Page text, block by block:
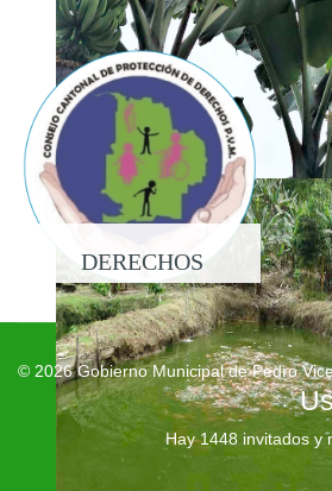
DERECHOS
© 2026 Gobierno Municipal de Pedro
Hay 1448 invitados y